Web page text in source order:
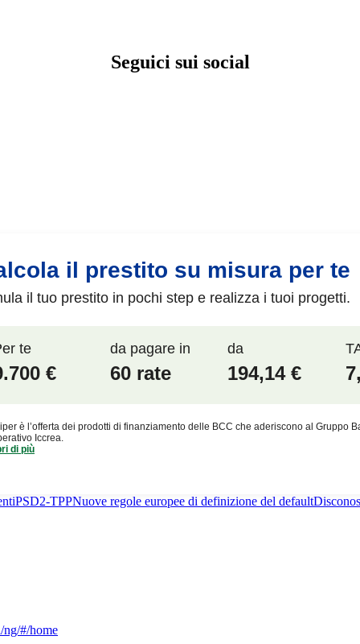
Seguici sui social
PSD2-TPPNuove regole europee di definizione del default
#/home